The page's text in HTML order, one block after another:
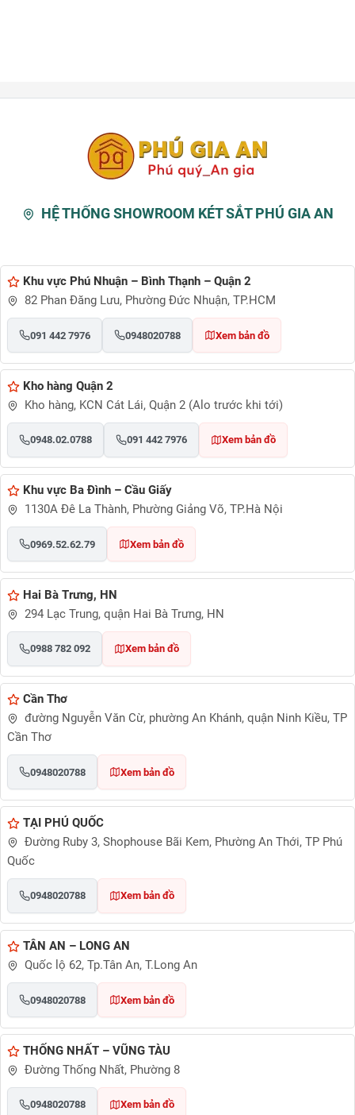
HỆ THỐNG SHOWROOM KÉT SẮT PHÚ GIA AN
Khu vực Phú Nhuận – Bình Thạnh – Quận 2
82 Phan Đăng Lưu, Phường Đức Nhuận, TP.HCM
091 442 7976 0948020788 Xem bản đồ
Kho hàng Quận 2
Kho hàng, KCN Cát Lái, Quận 2 (Alo trước khi tới)
0948.02.0788 091 442 7976 Xem bản đồ
Khu vực Ba Đình – Cầu Giấy
1130A Đê La Thành, Phường Giảng Võ, TP.Hà Nội
0969.52.62.79 Xem bản đồ
Hai Bà Trưng, HN
294 Lạc Trung, quận Hai Bà Trưng, HN
0988 782 092 Xem bản đồ
Cần Thơ
đường Nguyễn Văn Cừ, phường An Khánh, quận Ninh Kiều, TP
Cần Thơ
0948020788 Xem bản đồ
TẠI PHÚ QUỐC
Đường Ruby 3, Shophouse Bãi Kem, Phường An Thới, TP Phú
Quốc
0948020788 Xem bản đồ
TÂN AN – LONG AN
Quốc lộ 62, Tp.Tân An, T.Long An
0948020788 Xem bản đồ
THỐNG NHẤT – VŨNG TÀU
Đường Thống Nhất, Phường 8
0948020788 Xem bản đồ